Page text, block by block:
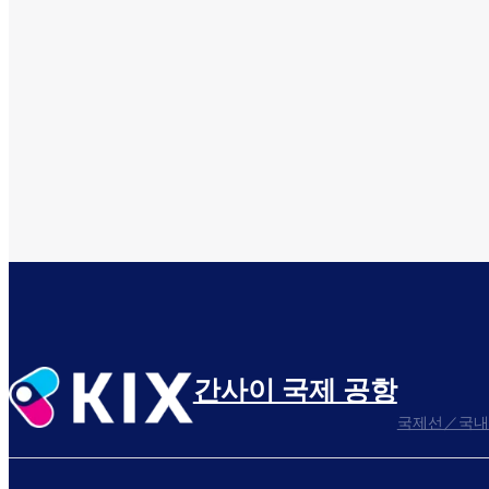
간사이 국제 공항
국제선／국